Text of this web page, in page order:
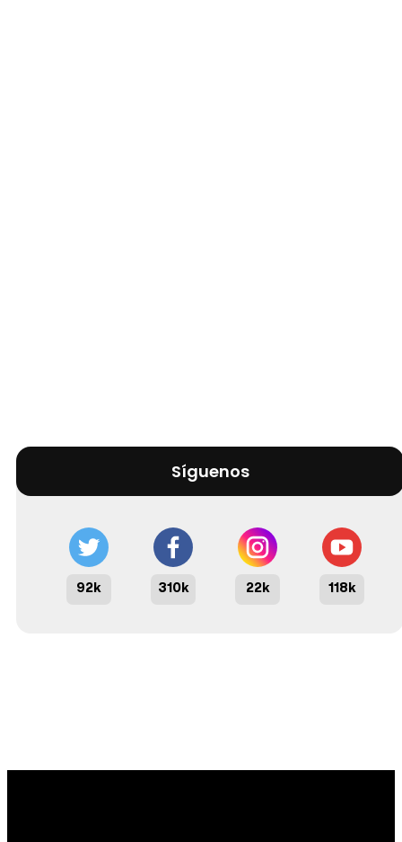
Síguenos
92k 310k 22k 118k